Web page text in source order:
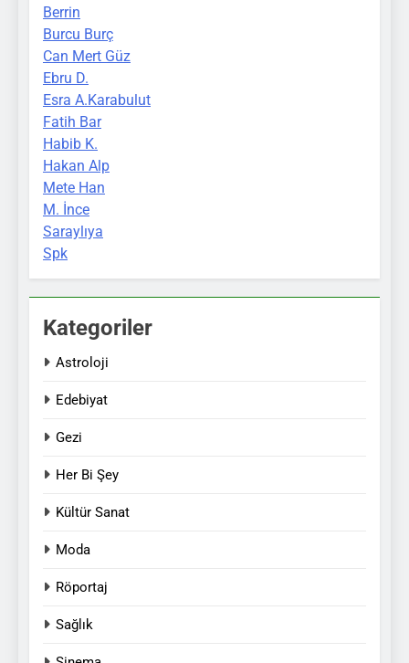
Berrin
Burcu Burç
Can Mert Güz
Ebru D.
Esra A.Karabulut
Fatih Bar
Habib K.
Hakan Alp
Mete Han
M. İnce
Saraylıya
Spk
Kategoriler
Astroloji
Edebiyat
Gezi
Her Bi Şey
Kültür Sanat
Moda
Röportaj
Sağlık